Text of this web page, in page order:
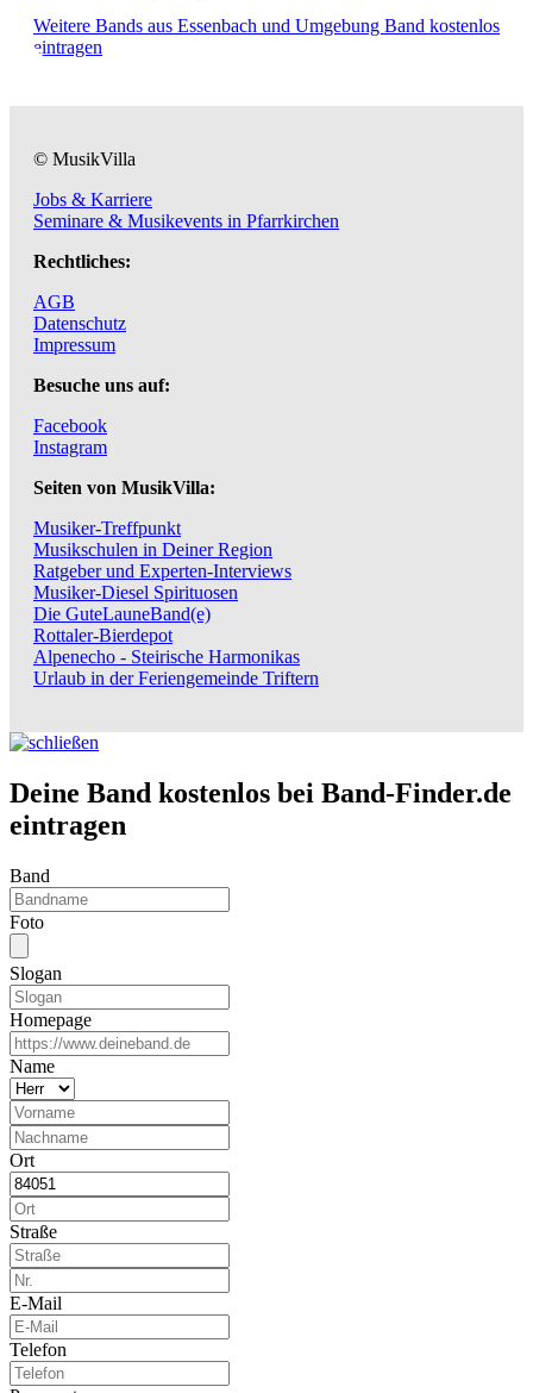
Weitere Bands aus Essenbach und Umgebung Band kostenlos
eintragen
© MusikVilla
Jobs & Karriere
Seminare & Musikevents in Pfarrkirchen
Rechtliches:
AGB
Datenschutz
Impressum
Besuche uns auf:
Facebook
Instagram
Seiten von MusikVilla:
Musiker-Treffpunkt
Musikschulen in Deiner Region
Ratgeber und Experten-Interviews
Musiker-Diesel Spirituosen
Die GuteLauneBand(e)
Rottaler-Bierdepot
Alpenecho - Steirische Harmonikas
Urlaub in der Feriengemeinde Triftern
Deine Band kostenlos bei Band-Finder.de
eintragen
Band
Foto
Slogan
Homepage
Name
Ort
Straße
E-Mail
Telefon